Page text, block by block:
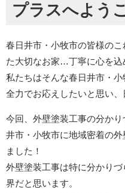
プラスへよう
春日井市・小牧市の皆様の
た大切なお家…丁寧に心を込
私たちはそんな春日井市・
全力でお応えしたいと思い、
今回、外壁塗装工事の分か
井市・小牧市に地域密着の
ました！
外壁塗装工事は特に分かり
界だと思います。